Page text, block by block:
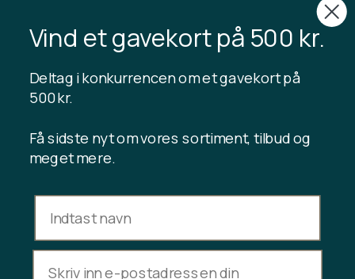
Om Tibladin
Blogg
Bærekraftig produksjon
Registrer kundeklubb
Kontakt oss
INFORMASJON
Personvernerklæring
Vind et gavekort på 500 kr.
Deltag i konkurrencen om et gavekort på
500 kr.
Få sidste nyt om vores sortiment, tilbud og
meget mere.